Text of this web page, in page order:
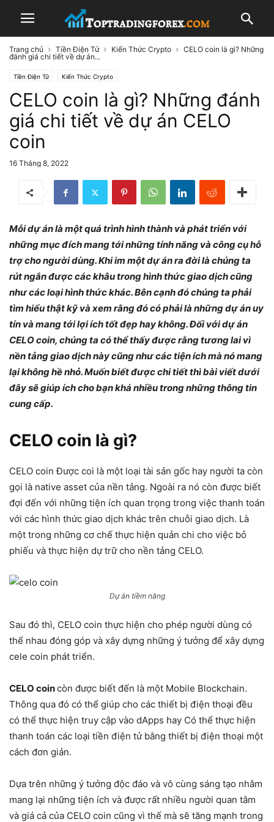
Trang chủ Tiền Điện Tử Kiến Thức Crypto
CELO coin là gì? Những
đánh giá chi tiết về dự án...
Tiền Điện Tử Kiến Thức Crypto
CELO coin là gì? Những đánh
giá chi tiết về dự án CELO
coin
16 Tháng 8, 2022
Mỗi dự án là một quá trình hình thành và phát triển với
những mục đích mang tới những tính năng và công cụ hỗ
trợ cho người dùng. Khi im một dự án ra đời là chúng ta
rút ngắn được các khâu trong hình thức giao dịch cũng
như các loại hình thức khác. Bên cạnh đó chúng ta phải
tìm hiểu thật kỹ và xem rằng đó có phải là những dự án uy
tín và mang tới lợi ích tốt đẹp hay không. Đối với dự án
CELO coin, chúng ta có thể thấy được rằng tương lai vì
nền tảng giao dịch này cũng như các tiện ích mà nó mang
lại không hề nhỏ. Muốn biết được chi tiết thì bài viết dưới
đây sẽ giúp ích cho bạn khá nhiều trong những thông tin
cung cấp.
CELO coin là gì?
CELO coin Được coi là một loại tài sản gốc hay người ta còn
gọi là native asset của nền tảng. Ngoài ra nó còn được biết
đợi đến với những tiện ích quan trọng trong việc thanh toán
với các hình thức giao dịch khác trên chuỗi giao dịch. Là
một trong những cơ chế thực hiện quản chi cho việc bỏ
phiếu và thực hiện dự trữ cho nền tảng CELO.
Dự án tiềm năng
Sau đó thì, CELO coin thực hiện cho phép người dùng có
thể nhau đóng góp và xây dựng những ý tưởng để xây dựng
cele coin phát triển.
CELO coincòn được biết đến là một Mobile Blockchain.
Thông qua đó có thể giúp cho các thiết bị điện thoại đều
có thể thực hiện truy cập vào dApps hay Có thể thực hiện
thanh toán các loại tiền điện tử bằng thiết bị điện thoại một
cách đơn giản.
Dựa trên những ý tưởng độc đáo và vô cùng sáng tạo nhằm
mang lại những tiện ích và được rất nhiều người quan tâm
và giá cả của CELO coin cũng vì thế mà sẽ tăng mạnh trong